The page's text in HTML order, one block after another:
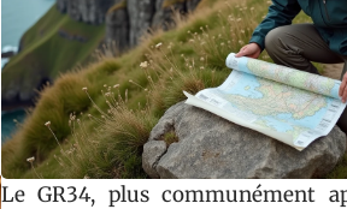
Le GR34, plus communément